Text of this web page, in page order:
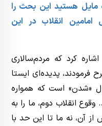
مایل هستید این بحث را
انقلاب در این
کرد که مردم‌سالاری
فرمودند، پدیده‌ای ایستا
«شدن» است که همواره
انقلاب دوم، ما را به
آن، نه ما تا این حد با